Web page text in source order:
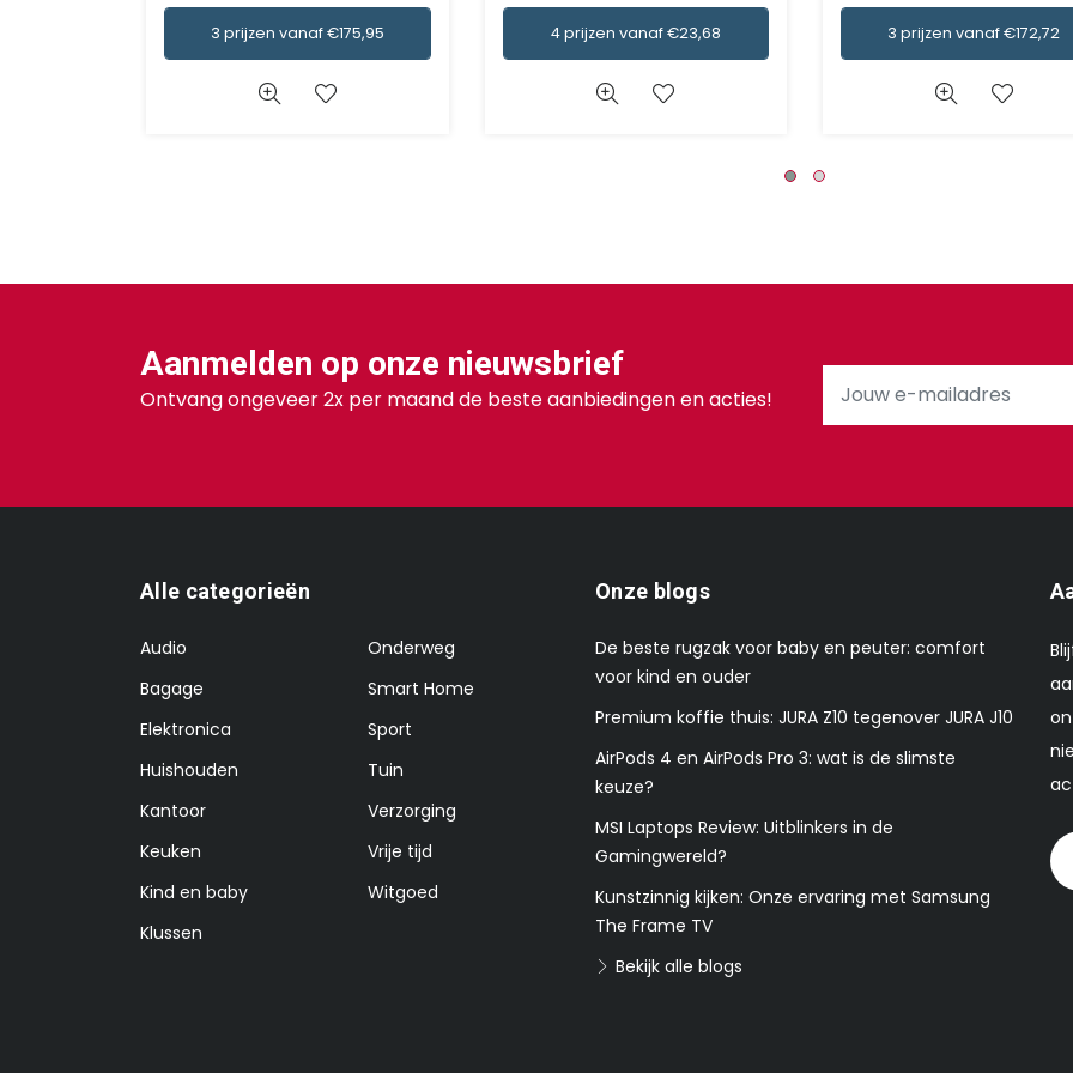
3 prijzen vanaf €175,95 4 prijzen vanaf €23,68 3 prijzen vanaf €172,72
Aanmelden op onze nieuwsbrief
Ontvang ongeveer 2x per maand de beste aanbiedingen en acties!
Alle categorieën
Audio
Bagage
Elektronica
Huishouden
Kantoor
Keuken
Kind en baby
Klussen
Onderweg
Smart Home
Sport
Tuin
Verzorging
Vrije tijd
Witgoed
Onze blogs
De beste rugzak voor baby en peuter: comfort
voor kind en ouder
Premium koffie thuis: JURA Z10 tegenover JURA J10
AirPods 4 en AirPods Pro 3: wat is de slimste
keuze?
MSI Laptops Review: Uitblinkers in de
Gamingwereld?
Kunstzinnig kijken: Onze ervaring met Samsung
The Frame TV
Bekijk alle blogs